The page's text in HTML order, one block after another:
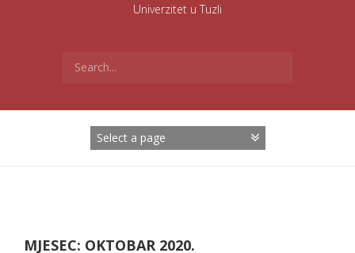
Univerzitet u Tuzli
for:
MJESEC: OKTOBAR 2020.